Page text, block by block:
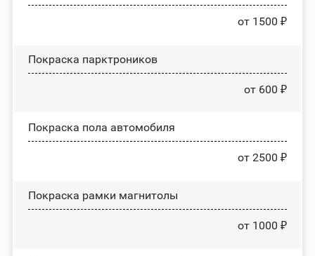
от 1500 ₽
Покраска парктроников
от 600 ₽
Покраска пола автомобиля
от 2500 ₽
Покраска рамки магнитолы
от 1000 ₽